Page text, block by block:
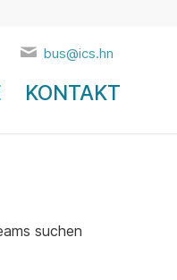
KONTAKT
bus@ics.hn
suchen